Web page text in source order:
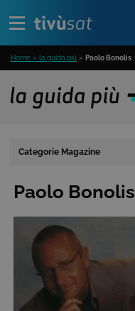
Home » la guida più » Paolo Bonolis
Categorie Magazine
Paolo Bonolis